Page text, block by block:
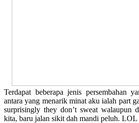
Terdapat beberapa jenis persembahan
antara yang menarik minat aku ialah part
surprisingly they don’t sweat walaupun
kita, baru jalan sikit dah mandi peluh. LOL